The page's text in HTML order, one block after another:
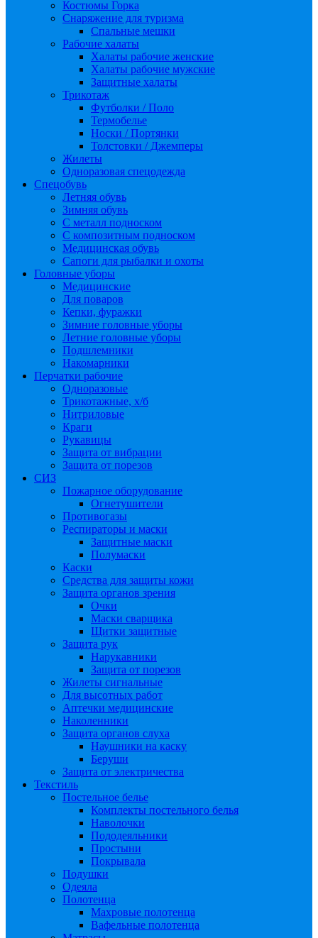
Костюмы Горка
Снаряжение для туризма
Спальные мешки
Рабочие халаты
Халаты рабочие женские
Халаты рабочие мужские
Защитные халаты
Трикотаж
Футболки / Поло
Термобелье
Носки / Портянки
Толстовки / Джемперы
Жилеты
Одноразовая спецодежда
Спецобувь
Летняя обувь
Зимняя обувь
С металл подноском
С композитным подноском
Медицинская обувь
Сапоги для рыбалки и охоты
Головные уборы
Медицинские
Для поваров
Кепки, фуражки
Зимние головные уборы
Летние головные уборы
Подшлемники
Накомарники
Перчатки рабочие
Одноразовые
Трикотажные, х/б
Нитриловые
Краги
Рукавицы
Защита от вибрации
Защита от порезов
СИЗ
Пожарное оборудование
Огнетушители
Противогазы
Респираторы и маски
Защитные маски
Полумаски
Каски
Средства для защиты кожи
Защита органов зрения
Очки
Маски сварщика
Щитки защитные
Защита рук
Нарукавники
Защита от порезов
Жилеты сигнальные
Для высотных работ
Аптечки медицинские
Наколенники
Защита органов слуха
Наушники на каску
Беруши
Защита от электричества
Текстиль
Постельное белье
Комплекты постельного белья
Наволочки
Пододеяльники
Простыни
Покрывала
Подушки
Одеяла
Полотенца
Махровые полотенца
Вафельные полотенца